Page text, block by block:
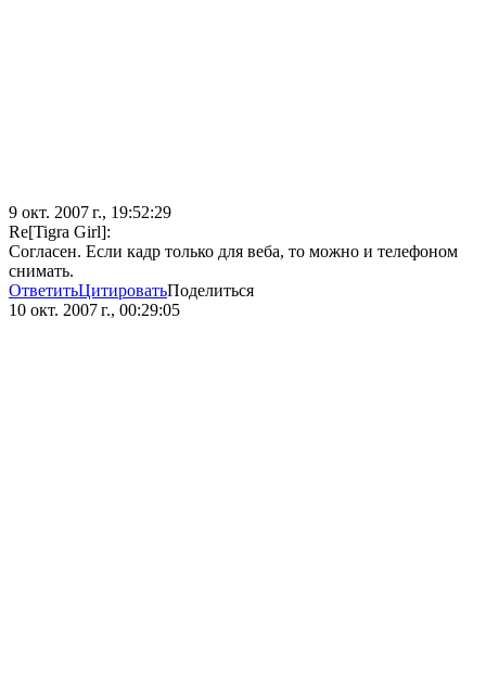
9 окт. 2007 г., 19:52:29
Re[Tigra Girl]:
Согласен. Если кадр только для веба, то можно и телефоном
снимать.
ОтветитьЦитироватьПоделиться
10 окт. 2007 г., 00:29:05